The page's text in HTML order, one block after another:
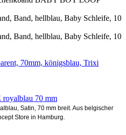
70 mm
Satin, 70 mm breit. Aus belgischer
Store in Hamburg.